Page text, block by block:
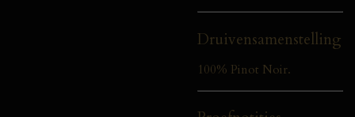
Druivensamenstelling
100% Pinot Noir.